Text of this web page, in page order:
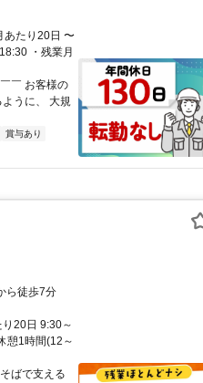
あたり20日 〜
・残業月
￣ お客様の
うに、 大規
賞与あり
ら徒歩7分
20日 9:30～
憩1時間(12～
ばで支える